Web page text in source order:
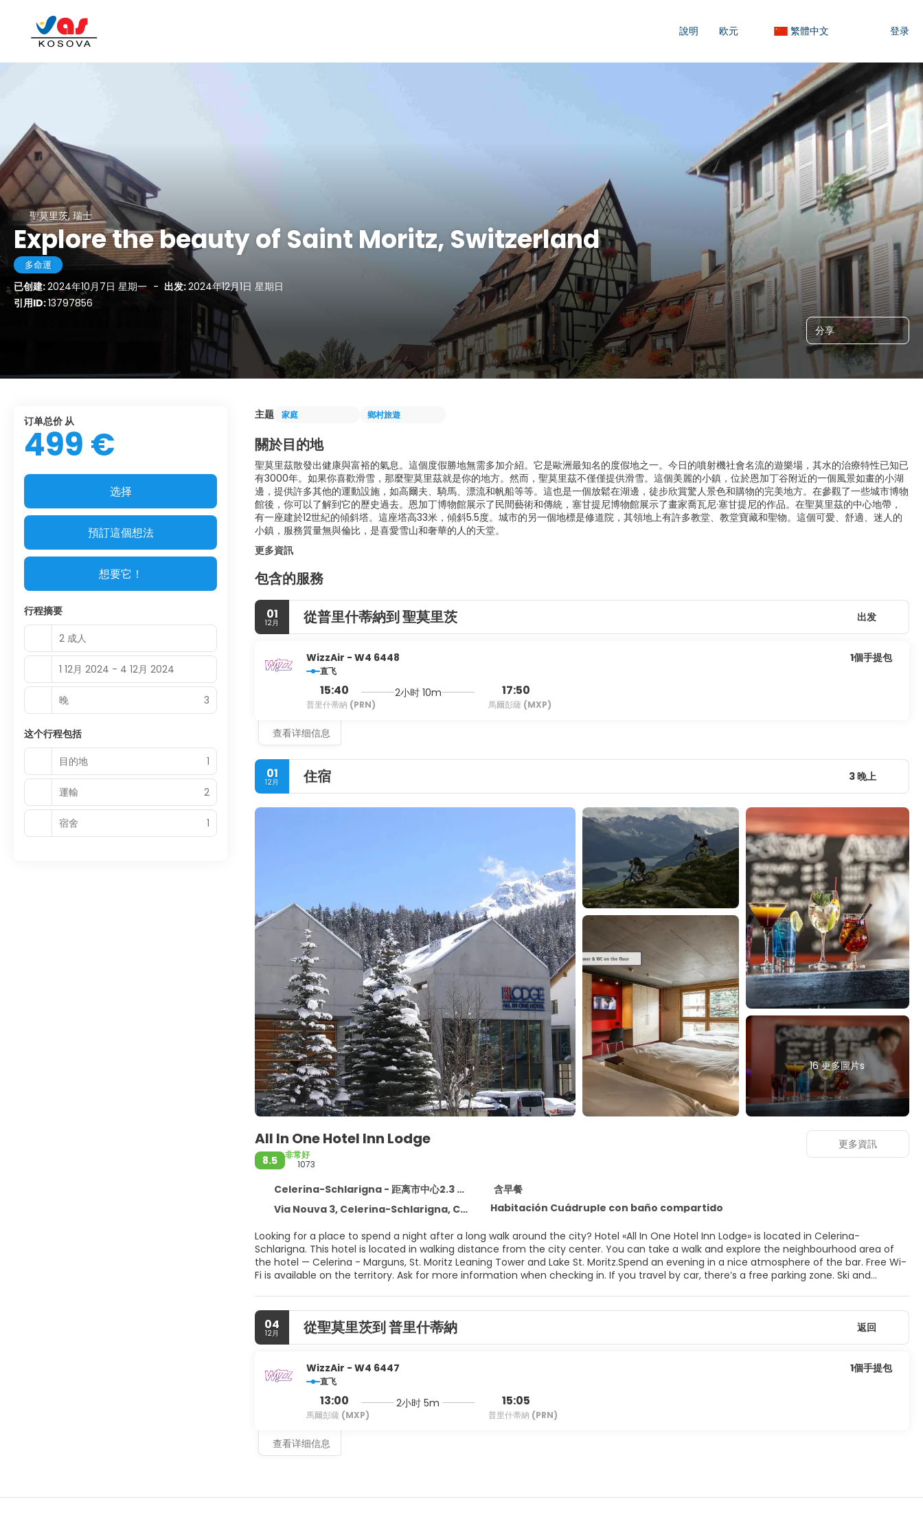
說明 欧元 繁體中文 登录
聖莫里茨, 瑞士
Explore the beauty of Saint Moritz, Switzerland
多命運
已创建:2024年10月7日 星期一 - 出发:2024年12月1日 星期日
引用ID:13797856
分享
主题 家庭 鄉村旅遊
關於目的地
聖莫里茲散發出健康與富裕的氣息。這個度假勝地無需多加介紹。它是歐洲最知名的度假地之一。今日的噴射機社會名流的遊樂場，其水的治療特性已知已
有3000年。如果你喜歡滑雪，那麼聖莫里茲就是你的地方。然而，聖莫里茲不僅僅提供滑雪。這個美麗的小鎮，位於恩加丁谷附近的一個風景如畫的小湖
邊，提供許多其他的運動設施，如高爾夫、騎馬、漂流和帆船等等。這也是一個放鬆在湖邊，徒步欣賞驚人景色和購物的完美地方。在參觀了一些城市博物
館後，你可以了解到它的歷史過去。恩加丁博物館展示了民間藝術和傳統，塞甘提尼博物館展示了畫家喬瓦尼·塞甘提尼的作品。在聖莫里茲的中心地帶，
有一座建於12世紀的傾斜塔。這座塔高33米，傾斜5.5度。城市的另一個地標是修道院，其領地上有許多教堂、教堂寶藏和聖物。這個可愛、舒適、迷人的
小鎮，服務質量無與倫比，是喜愛雪山和奢華的人的天堂。
更多資訊
包含的服務
01
12月 從普里什蒂納到 聖莫里茨 出发
WizzAir - W4 6448
直飞
15:40
普里什蒂納 (PRN)
2小时 10m 17:50
馬爾彭薩 (MXP)
1個手提包
查看详细信息
01
12月 住宿 3 晚上
16 更多圖片s
All In One Hotel Inn Lodge
8.5
非常好
1073
Celerina-Schlarigna - 距离市中心2.3 km
含早餐
Via Nouva 3, Celerina-Schlarigna, Celerina-Schlarigna 7505
Habitación Cuádruple con baño compartido
Looking for a place to spend a night after a long walk around the city? Hotel «All In One Hotel Inn Lodge» is located in Celerina-
Schlarigna. This hotel is located in walking distance from the city center. You can take a walk and explore the neighbourhood area of
the hotel — Celerina - Marguns, St. Moritz Leaning Tower and Lake St. Moritz.Spend an evening in a nice atmosphere of the bar. Free Wi-
Fi is available on the territory. Ask for more information when checking in. If you travel by car, there’s a free parking zone. Ski and
press and a safe-deposit box. The staff of the hotel speaks English, Italian, German and French.
更多資訊
04
12月 從聖莫里茨到 普里什蒂納 返回
WizzAir - W4 6447
直飞
13:00
馬爾彭薩 (MXP)
2小时 5m 15:05
普里什蒂納 (PRN)
1個手提包
查看详细信息
订单总价 从
499 €
选择
預訂這個想法
想要它！
行程摘要
2 成人
1 12月 2024 - 4 12月 2024
晚 3
这个行程包括
目的地
1
運輸 2
宿舍 1